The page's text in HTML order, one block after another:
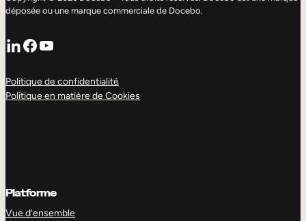
déposée ou une marque commerciale de Docebo.
LinkedIn
Facebook
YouTube
Politique de confidentialité
Politique en matière de Cookies
Platforme
Vue d’ensemble